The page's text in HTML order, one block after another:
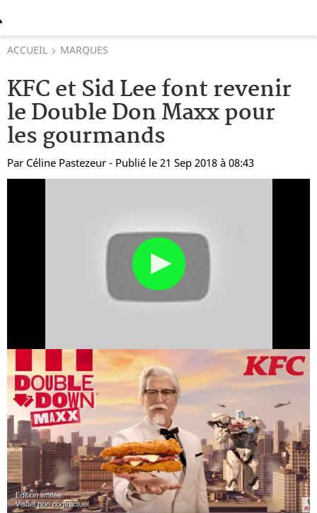
ACCUEIL MARQUES
KFC et Sid Lee font revenir
le Double Don Maxx pour
les gourmands
Par Céline Pastezeur - Publié le 21 Sep 2018 à 08:43